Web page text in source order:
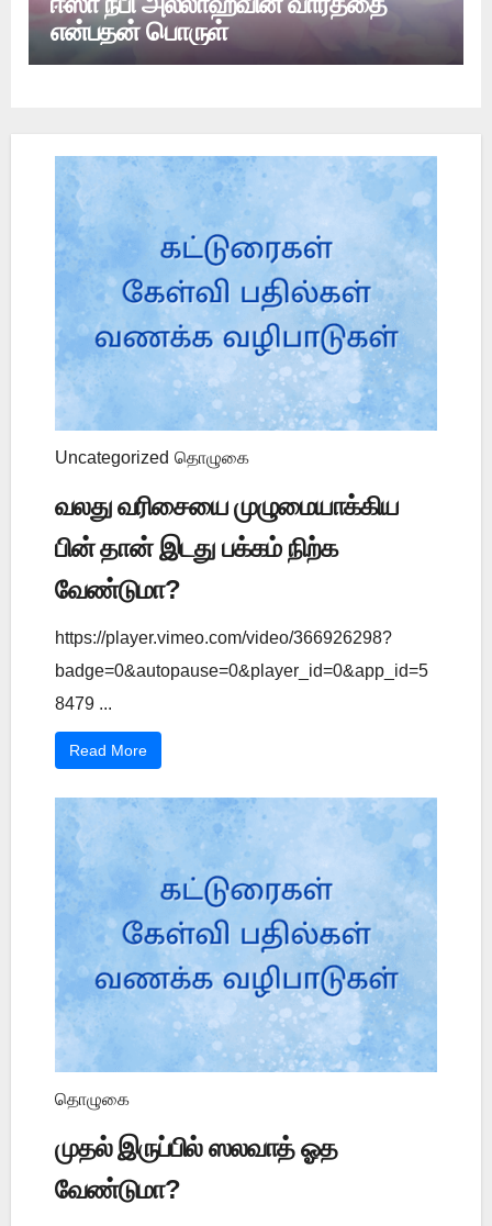
என்பதன் பொருள்
Uncategorized தொழுகை
வலது வரிசையை முழுமையாக்கிய
பின் தான் இடது பக்கம் நிற்க
வேண்டுமா?
https://player.vimeo.com/video/366926298?
badge=0&autopause=0&player_id=0&app_id=5
8479 ...
Read More
தொழுகை
முதல் இருப்பில் ஸலவாத் ஓத
வேண்டுமா?